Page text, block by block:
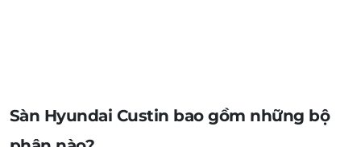
Sàn Hyundai Custin bao gồm những bộ